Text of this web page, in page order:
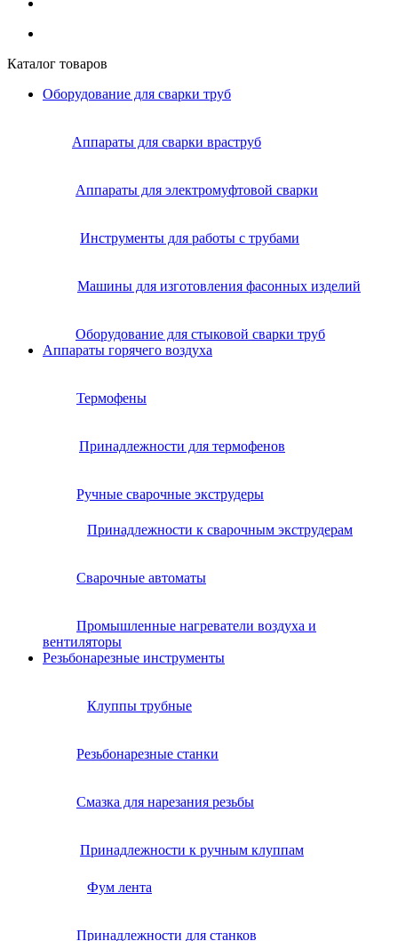
Каталог товаров
Оборудование для сварки труб
Аппараты для сварки враструб
Аппараты для электромуфтовой сварки
Инструменты для работы с трубами
Машины для изготовления фасонных изделий
Оборудование для стыковой сварки труб
Аппараты горячего воздуха
Термофены
Принадлежности для термофенов
Ручные сварочные экструдеры
Принадлежности к сварочным экструдерам
Сварочные автоматы
Промышленные нагреватели воздуха и
вентиляторы
Резьбонарезные инструменты
Клуппы трубные
Резьбонарезные станки
Смазка для нарезания резьбы
Принадлежности к ручным клуппам
Фум лента
Принадлежности для станков